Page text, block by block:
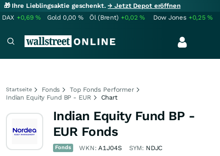
🎁 Ihre Lieblingsaktie geschenkt.→ Jetzt Depot eröffnen
DAX +0,69% Gold 0,00 % Öl (Brent) +0,02% Dow Jones +0,25%
Startseite Fonds
Top Fonds Performer
Indian Equity Fund BP - EUR
Chart
Indian Equity Fund BP -
EUR Fonds
Fonds WKN:A1J04S SYM: NDJC